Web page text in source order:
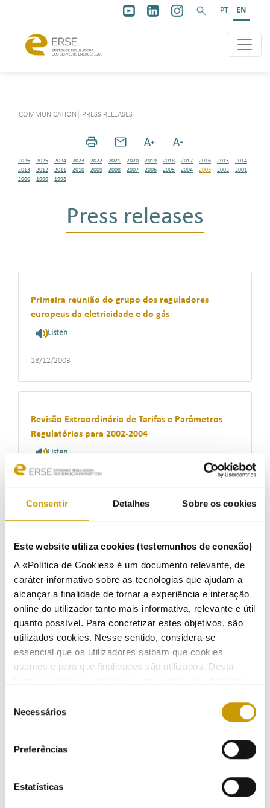
Consentir Detalhes Sobre os cookies
Este website utiliza cookies (testemunhos de conexão)
A «Política de Cookies» é um documento relevante, de
caráter informativo sobre as tecnologias que ajudam a
alcançar a finalidade de tornar a experiência e interação
online do utilizador tanto mais informativa, relevante e útil
quanto possível. Para concretizar estes objetivos, são
utilizados cookies. Nesse sentido, considera-se
essencial que os utilizadores saibam que cookies
usamos e para que finalidades são utilizados. Desta
simples possível de usar. Para obter mais informações
sobre como são tratados os seus dados pessoais,
consulte a nossa Listen
Necessários
Preferências
Estatísticas
PT EN
COMMUNICATION PRESS RELEASES
2026 2025 2024 2023 2022 2021 2020 2019 2018 2017 2016 2015
2014
2013
2012 2011 2010 2009 2008 2007 2006 2005 2004 2003 2002
2001
2000
1999 1998
Press releases
Primeira reunião do grupo dos reguladores
europeus da eletricidade e do gás
Listen
18/12/2003
Revisão Extraordinária de Tarifas e Parâmetros
Regulatórios para 2002-2004
Listen
development of gas interconnections between the
Iberian Peninsula and France
07/07/2003
Reguladores de energia da União Europeia criam
Listen